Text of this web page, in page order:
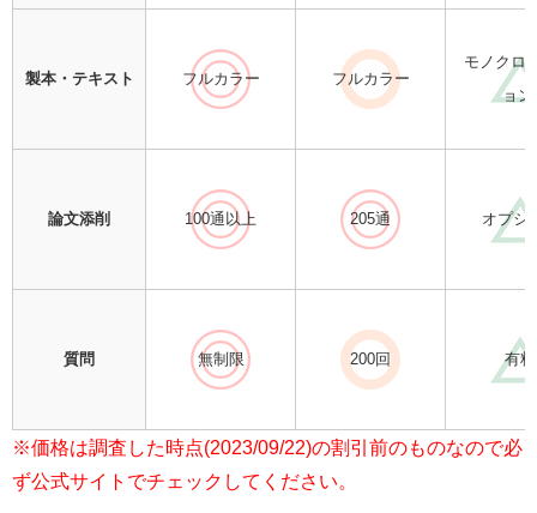
製本・テキスト フルカラー フルカラー
モノクロ(
ョン)
論文添削 100通以上 205通 オプシ
質問 無制限 200回 有料
※価格は調査した時点(2023/09/22)の割引前のものなので必
ず公式サイトでチェックしてください。